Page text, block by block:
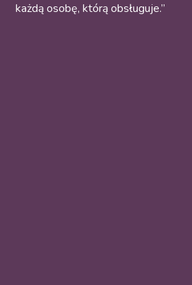
każdą osobę, którą obsługuje.”